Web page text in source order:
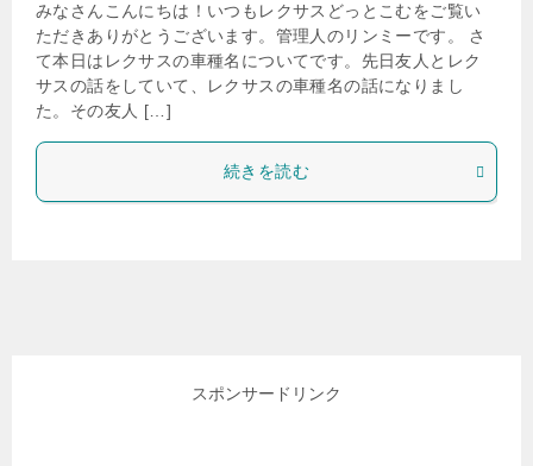
みなさんこんにちは！いつもレクサスどっとこむをご覧い
ただきありがとうございます。管理人のリンミーです。 さ
て本日はレクサスの車種名についてです。先日友人とレク
サスの話をしていて、レクサスの車種名の話になりまし
た。その友人 […]
続きを読む
スポンサードリンク